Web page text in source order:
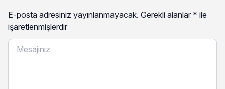
E-posta adresiniz yayınlanmayacak. Gerekli alanlar * ile
işaretlenmişlerdir